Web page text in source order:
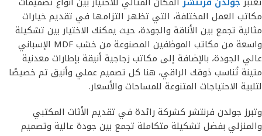
مكاتب العمل المختلفة، التي تظهر التزامها في تقديم خيارات
مثالية تجمع بين الأناقة والجودة، حيث يمكنك الاختيار بين تشكيلة
واسعة من مكاتب الموظفين المصنوعة من خشب MDF الإسباني
عالي الجودة، بالإضافة إلى مكاتب زجاجية أنيقة بإطارات معدنية
متينة تُناسب ذوقك الراقي، هنا كل تصميم عملي وأنيق تم خصيصًا
لتلبية الاحتياجات المتنوعة للمساحات والأسعار.
وتبرز جولدن فرنتشر كشركة رائدة في تقديم الأثاث المكتبي
والمنزلي بفضل تشكيلة متكاملة تجمع بين جودة عالية وتصميم